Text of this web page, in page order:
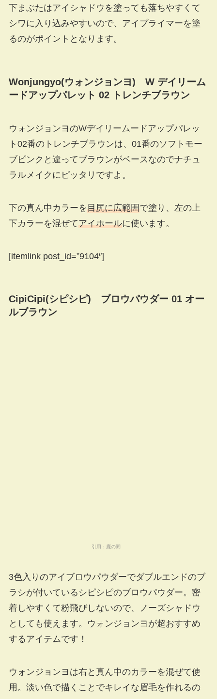
下まぶたはアイシャドウを塗っても落ちやすくて
シワに入り込みやすいので、アイプライマーを塗
るのがポイントとなります。
Wonjungyo(ウォンジョンヨ) W デイリーム
ードアップパレット 02 トレンチブラウン
ウォンジョンヨのWデイリームードアップパレッ
ト02番のトレンチブラウンは、01番のソフトモー
ブピンクと違ってブラウンがベースなのでナチュ
ラルメイクにピッタリですよ。
下の真ん中カラーを目尻に広範囲で塗り、左の上
下カラーを混ぜてアイホールに使います。
[itemlink post_id=”9104″]
CipiCipi(シピシピ) ブロウパウダー 01 オー
ルブラウン
引用： 鹿の間
3色入りのアイブロウパウダーでダブルエンドのブ
ラシが付いているシピシピのブロウパウダー。密
着しやすくて粉飛びしないので、ノーズシャドウ
としても使えます。ウォンジョンヨが超おすすめ
するアイテムです！
ウォンジョンヨは右と真ん中のカラーを混ぜて使
用。淡い色で描くことでキレイな眉毛を作れるの